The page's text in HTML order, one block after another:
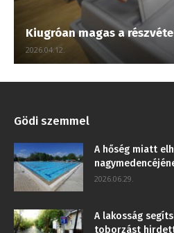
Kiugróan magas a
2026.04.12.
Gödi szemmel
A hőség miatt
2026.06.29.
A lakosság
toborzást